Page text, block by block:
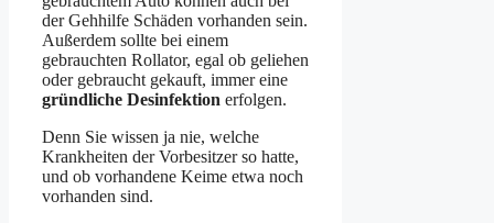
der Gehhilfe Schäden vorhanden sein.
Außerdem sollte bei einem
gebrauchten Rollator, egal ob geliehen
oder gebraucht gekauft, immer eine
gründliche Desinfektion erfolgen.
Denn Sie wissen ja nie, welche
Krankheiten der Vorbesitzer so hatte,
und ob vorhandene Keime etwa noch
vorhanden sind.